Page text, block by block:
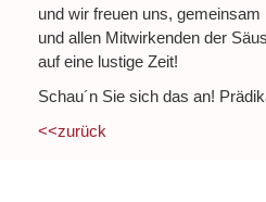
und wir freuen uns,
und allen Mitwirkenden der
auf eine lustige Zeit!
Schau´n Sie sich das an!
<<zurück